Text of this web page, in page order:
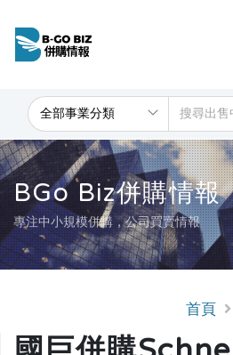
BGo Biz併購情報
專注中小規模併購，公司買賣情報
首頁